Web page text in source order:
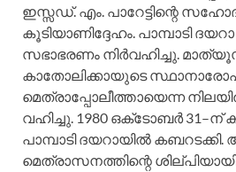
ഇസ്സഡ്‌. എം. പാറേട്ടിന്റെ
കൂടിയാണിദ്ദേഹം. പാമ്പാടി
സഭാഭരണം നിര്‍വഹിച്ചു.
കാതോലിക്കായുടെ
മെത്രാപ്പോലീത്തായെന്ന
വഹിച്ചു. 1980 ഒക്‌ടോബര്‍ 31–ന്‌
പാമ്പാടി ദയറായില്‍
മെത്രാസനത്തിന്റെ